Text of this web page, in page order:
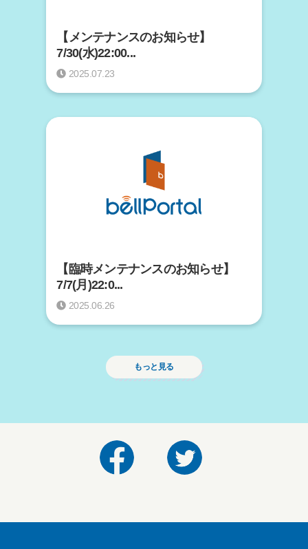
【メンテナンスのお知らせ】
7/30(水)22:00...
2025.07.23
【臨時メンテナンスのお知らせ】
7/7(月)22:0...
2025.06.26
もっと見る